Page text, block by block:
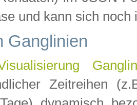
und kann sich noch
Ganglinien
Zeitreihen